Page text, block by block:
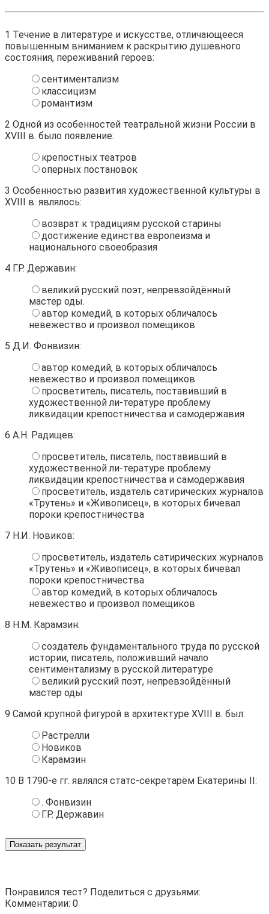
1 Течение в литературе и искусстве, отличающееся
повышенным вниманием к раскрытию душевного
состояния, переживаний героев:
сентиментализм
классицизм
романтизм
2 Одной из особенностей театральной жизни России в
XVIII в. было появление:
крепостных театров
оперных постановок
3 Особенностью развития художественной культуры в
XVIII в. являлось:
возврат к традициям русской старины
достижение единства европеизма и
национального своеобразия
4 Г.Р. Державин:
великий русский поэт, непревзойдённый
мастер оды.
автор комедий, в которых обличалось
невежество и произвол помещиков
5 Д.И. Фонвизин:
автор комедий, в которых обличалось
невежество и произвол помещиков
просветитель, писатель, поставивший в
художественной ли-тературе проблему
ликвидации крепостничества и самодержавия
6 А.Н. Радищев:
просветитель, писатель, поставивший в
художественной ли-тературе проблему
ликвидации крепостничества и самодержавия
просветитель, издатель сатирических журналов
«Трутень» и «Живописец», в которых бичевал
пороки крепостничества
7 Н.И. Новиков:
просветитель, издатель сатирических журналов
«Трутень» и «Живописец», в которых бичевал
пороки крепостничества
автор комедий, в которых обличалось
невежество и произвол помещиков
8 Н.М. Карамзин:
создатель фундаментального труда по русской
истории, писатель, положивший начало
сентиментализму в русской литературе
великий русский поэт, непревзойдённый
мастер оды
9 Самой крупной фигурой в архитектуре XVIII в. был:
Растрелли
Новиков
Карамзин
10 В 1790-е гг. являлся статс-секретарём Екатерины II:
. Фонвизин
Г.Р. Державин
Показать результат
Понравился тест? Поделиться с друзьями:
Комментарии: 0